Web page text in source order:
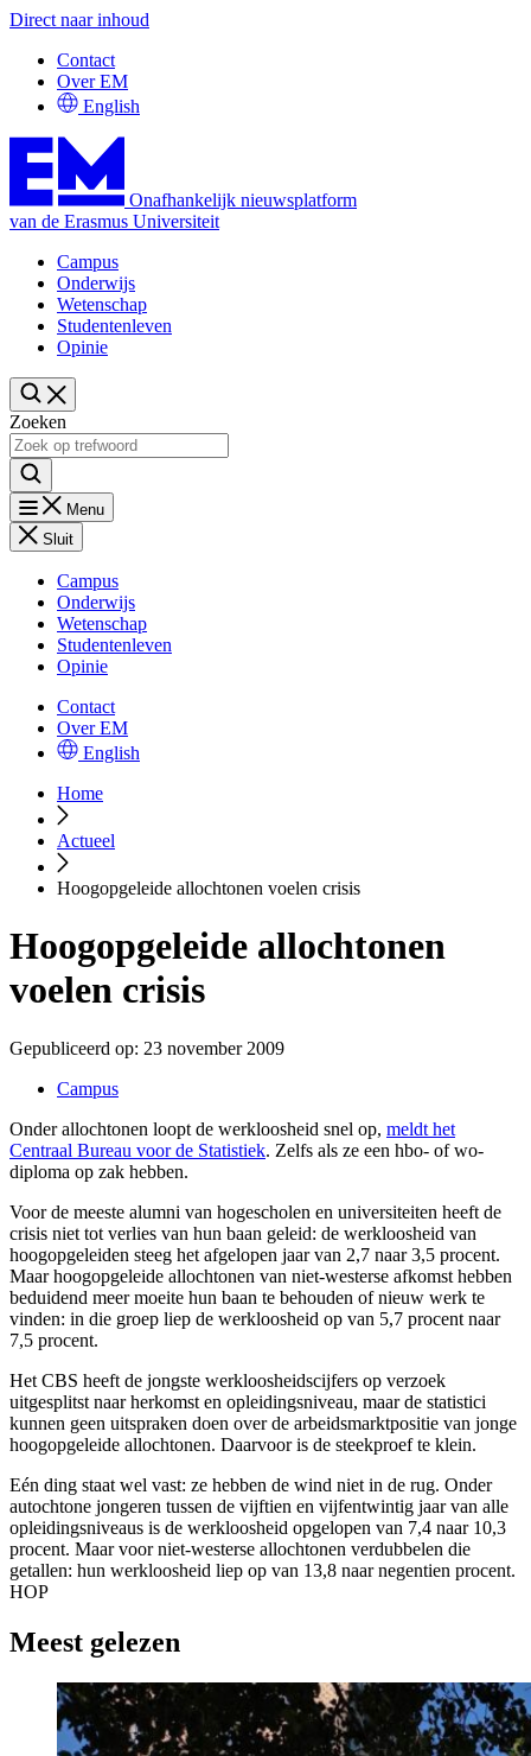
Direct naar inhoud
Contact
Over EM
English
Onafhankelijk nieuwsplatform
van de Erasmus Universiteit
Campus
Onderwijs
Wetenschap
Studentenleven
Opinie
Zoeken
Menu
Sluit
Campus
Onderwijs
Wetenschap
Studentenleven
Opinie
Contact
Over EM
English
Home
Actueel
Hoogopgeleide allochtonen voelen crisis
Hoogopgeleide allochtonen
voelen crisis
Gepubliceerd op: 23 november 2009
Campus
Onder allochtonen loopt de werkloosheid snel op, meldt het
Centraal Bureau voor de Statistiek. Zelfs als ze een hbo- of wo-
diploma op zak hebben.
Voor de meeste alumni van hogescholen en universiteiten heeft de
crisis niet tot verlies van hun baan geleid: de werkloosheid van
hoogopgeleiden steeg het afgelopen jaar van 2,7 naar 3,5 procent.
Maar hoogopgeleide allochtonen van niet-westerse afkomst hebben
beduidend meer moeite hun baan te behouden of nieuw werk te
vinden: in die groep liep de werkloosheid op van 5,7 procent naar
7,5 procent.
Het CBS heeft de jongste werkloosheidscijfers op verzoek
uitgesplitst naar herkomst en opleidingsniveau, maar de statistici
kunnen geen uitspraken doen over de arbeidsmarktpositie van jonge
hoogopgeleide allochtonen. Daarvoor is de steekproef te klein.
Eén ding staat wel vast: ze hebben de wind niet in de rug. Onder
autochtone jongeren tussen de vijftien en vijfentwintig jaar van alle
opleidingsniveaus is de werkloosheid opgelopen van 7,4 naar 10,3
procent. Maar voor niet-westerse allochtonen verdubbelen die
getallen: hun werkloosheid liep op van 13,8 naar negentien procent.
HOP
Meest gelezen